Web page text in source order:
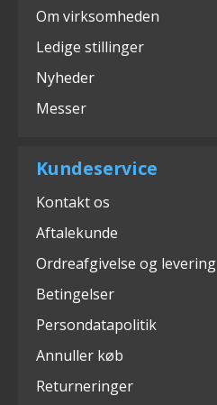
Om virksomheden
Ledige stillinger
Nyheder
Messer
Kundeservice
Kontakt os
Aftalekunde
Ordreafgivelse og levering
Betingelser
Persondatapolitik
Annuller køb
Returneringer